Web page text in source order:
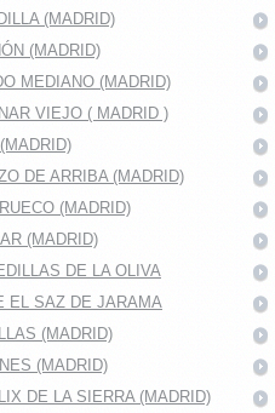
(MADRID)
(MADRID)
MEDIANO (MADRID)
VIEJO ( MADRID )
DE ARRIBA (MADRID)
(MADRID)
(MADRID)
DE LA OLIVA
EL SAZ DE JARAMA
(MADRID)
(MADRID)
DE LA SIERRA (MADRID)